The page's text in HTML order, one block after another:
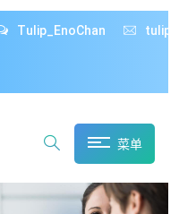
Tulip_EnoChan
菜单